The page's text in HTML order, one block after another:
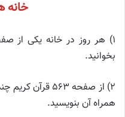
خانه
بخوانید.
۲) از صفحه ۵۶۳
همراه آن بنویسید.